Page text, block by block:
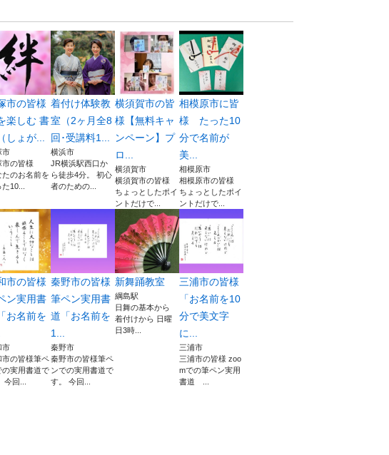
市の皆様
楽しむ 書
しょが...
市
市の皆様
たのお名前を
10...
着付け体験教
室（2ヶ月全8
回･受講料1...
横浜市
JR横浜駅西口か
ら徒歩4分。 初心
者のための...
横須賀市の皆
様【無料キャ
ンペーン】プ
ロ...
横須賀市
横須賀市の皆様
ちょっとしたポイ
ントだけで...
相模原市に皆
様 たった10
分で名前が
美...
相模原市
相模原市の皆様
ちょっとしたポイ
ントだけで...
市の皆様
ン実用書
お名前を
市
市の皆様筆ペ
の実用書道で
今回...
秦野市の皆様
筆ペン実用書
道「お名前を
1...
秦野市
秦野市の皆様筆ペ
ンでの実用書道で
す。 今回...
新舞踊教室
綱島駅
日舞の基本から
着付けから 日曜
日3時...
三浦市の皆様
「お名前を10
分で美文字
に...
三浦市
三浦市の皆様 zoo
mでの筆ペン実用
書道 ...